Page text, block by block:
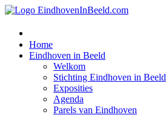
Home
Eindhoven in Beeld
Welkom
Stichting Eindhoven in Beeld
Exposities
Agenda
Parels van Eindhoven